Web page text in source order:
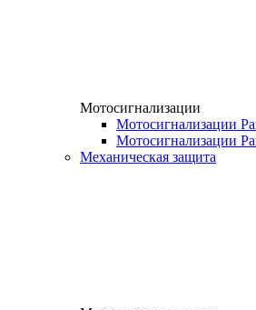
Мотосигнализации
Мотосигнализации
Мотосигнализации
Механическая защита